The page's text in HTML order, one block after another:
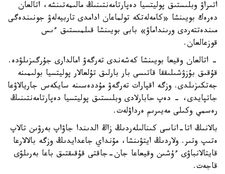
اتىراۋ وبلىستىق پوليتسيا دەپارتامەنتىنىڭ مالىمەتىنشە، اتالعان
دەرەك بويىنشا «كامەلەتكە تولماعان ادامدى تاربيەلەۋ جونىندەگى
مىندەتتەردى ورىنداماۋ» بابى بويىنشا قىلمىستىق ءىس
قوزعالعان.
- اتالعان وقيعا بويىنشا كەشەندى تەرگەۋ امالدارى جۇرگىزىلۋدە.
قۇقىق بۇزۋشىلىققا قاتىسى بار بارلىق تۇلعالار پوليتسيا بولىمىنە
جەتكىزىلدى. وزگە اقپارات تەرگەۋ مۇددەسىنە سايكەس جاريالاۋعا
جاتپايدى، - دەپ حابارلادى وبلىستىق پوليتسيا دەپارتامەنتىنىڭ
رەسمي وكىلى مەيىرىم ەرداۋلەت.
بالانىڭ اتا-اناسى كىنالىلەردىڭ زاڭ الدىندا جاۋاپ بەرۋىن تالاپ
ەتىپ وتىر. ولاردىڭ ايتۋىنشا، مۇنداي جاعدايدىڭ وزگە بالالارعا
قايتالانباۋى ءۇشىن وقيعاعا جان-جاقتى قۇقىقتىق باعا بەرىلۋى
قاجەت.